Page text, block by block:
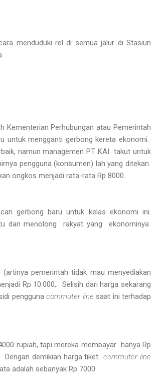
menduduki rel di semua jalur di Stasiun
Kementerian Perhubungan atau Pemerintah
mengganti gerbong kereta ekonomi.
namun managemen PT KAI takut untuk
pengguna (konsumen) lah yang ditekan
ongkos menjadi rata-rata Rp 8000.
gerbong baru untuk kelas ekonomi ini.
dan menolong rakyat yang ekonominya
(artinya pemerintah tidak mau menyediakan
Rp 10.000,. Selisih dari harga sekarang
penggunacommuter line saat ini terhadap
rupiah, tapi mereka membayar hanya Rp
. Dengan demikian harga tiketcommuter line
adalah sebanyak Rp 7000.